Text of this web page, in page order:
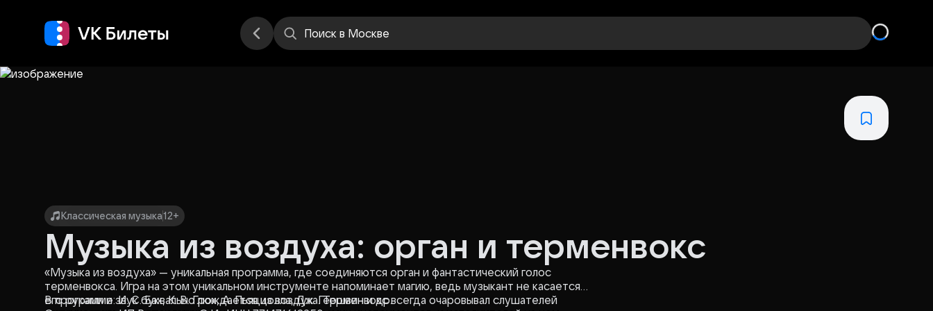
Поиск в Москве
Классическая музыка12+
Музыка из воздуха: орган и терменвокс
«Музыка из воздуха» — уникальная программа, где соединяются орган и фантастический голос
терменвокса. Игра на этом уникальном инструменте напоминает магию, ведь музыкант не касается
его руками и звук буквально рождается из воздуха. Терменвокс всегда очаровывал слушателей
В программе: И. С. Бах, К. В. Глюк, А. Пьяццолла, Дж. Гершвин и др.